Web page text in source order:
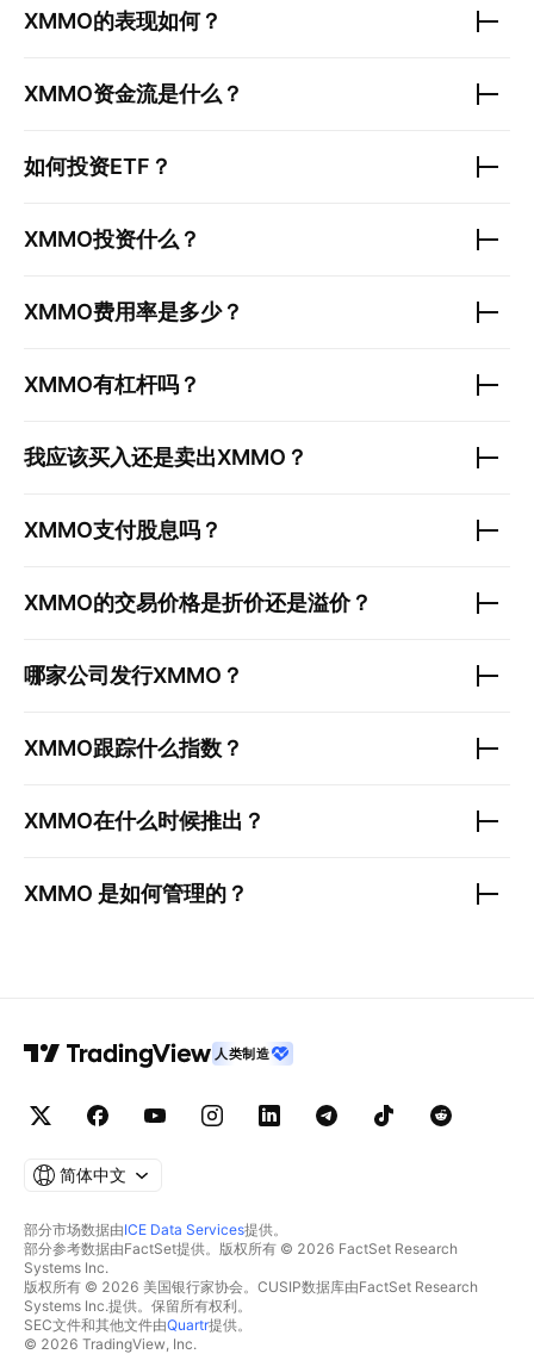
XMMO的表现如何？
XMMO资金流是什么？
如何投资ETF？
XMMO投资什么？
XMMO费用率是多少？
XMMO有杠杆吗？
我应该买入还是卖出XMMO ？
XMMO支付股息吗？
XMMO的交易价格是折价还是溢价？
哪家公司发行XMMO ？
XMMO跟踪什么指数？
XMMO在什么时候推出？
XMMO 是如何管理的？
人类制造
简体中文
部分市场数据由ICE Data Services提供。
部分参考数据由FactSet提供。版权所有 © 2026 FactSet Research
Systems Inc.
版权所有 © 2026 美国银行家协会。CUSIP数据库由FactSet Research
Systems Inc.提供。保留所有权利。
SEC文件和其他文件由Quartr提供。
© 2026 TradingView, Inc.